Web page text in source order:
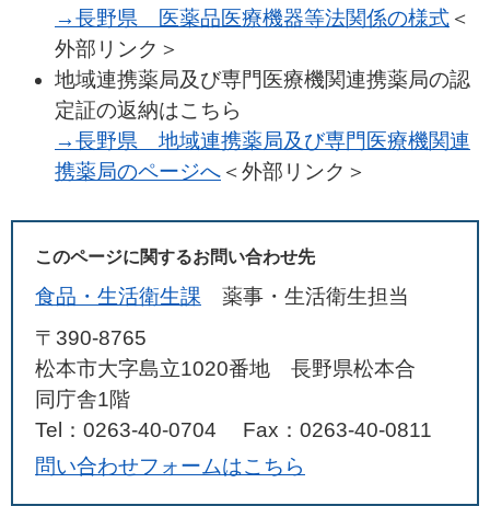
→長野県 医薬品医療機器等法関係の様式 ＜
外部リンク＞
地域連携薬局及び専門医療機関連携薬局の認
定証の返納はこちら
→長野県 地域連携薬局及び専門医療機関連
携薬局のページへ ＜外部リンク＞
このページに関するお問い合わせ先
食品・生活衛生課
薬事・生活衛生担当
〒390-8765
松本市大字島立1020番地 長野県松本合
同庁舎1階
Tel：0263-40-0704
Fax：0263-40-0811
問い合わせフォームはこちら